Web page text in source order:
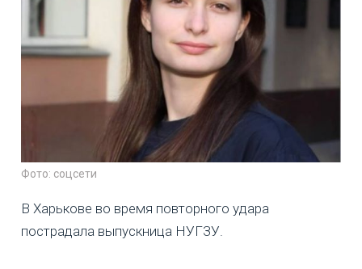
Фото: соцсети
В Харькове во время повторного удара
пострадала выпускница НУГЗУ.